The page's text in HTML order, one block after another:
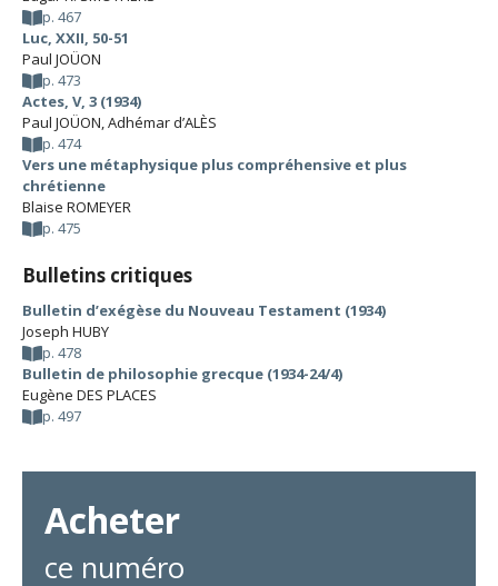
p. 467
Luc, XXII, 50-51
Paul JOÜON
p. 473
Actes, V, 3 (1934)
Paul JOÜON,Adhémar d’ALÈS
p. 474
Vers une métaphysique plus compréhensive et plus
chrétienne
Blaise ROMEYER
p. 475
Bulletins critiques
Bulletin d’exégèse du Nouveau Testament (1934)
Joseph HUBY
p. 478
Bulletin de philosophie grecque (1934-24/4)
Eugène DES PLACES
p. 497
Acheter
ce numéro